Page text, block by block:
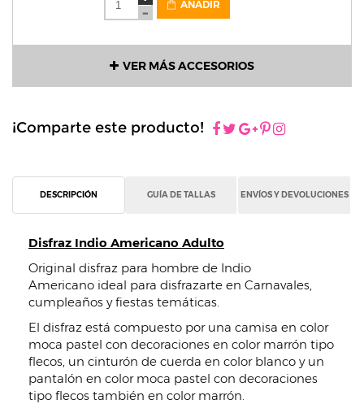
AÑADIR
VER MÁS ACCESORIOS
¡Comparte este producto!
DESCRIPCIÓN GUÍA DE TALLAS ENVÍOS Y DEVOLUCIONES
Disfraz Indio Americano Adulto
Original disfraz para hombre de Indio
Americano ideal para disfrazarte en Carnavales,
cumpleaños y fiestas temáticas.
El disfraz está compuesto por una camisa en color
moca pastel con decoraciones en color marrón tipo
flecos, un cinturón de cuerda en color blanco y un
pantalón en color moca pastel con decoraciones
tipo flecos también en color marrón.